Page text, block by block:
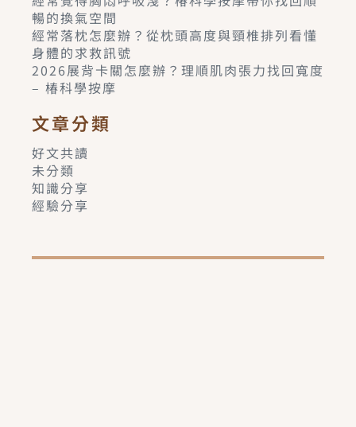
暢的換氣空間
經常落枕怎麼辦？從枕頭高度與頸椎排列看懂
身體的求救訊號
2026展背卡關怎麼辦？理順肌肉張力找回寬度
– 椿科學按摩
文章分類
好文共讀
未分類
知識分享
經驗分享